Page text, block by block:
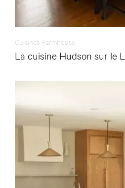
Cuisines Farmhouse
La cuisine Hudson sur le